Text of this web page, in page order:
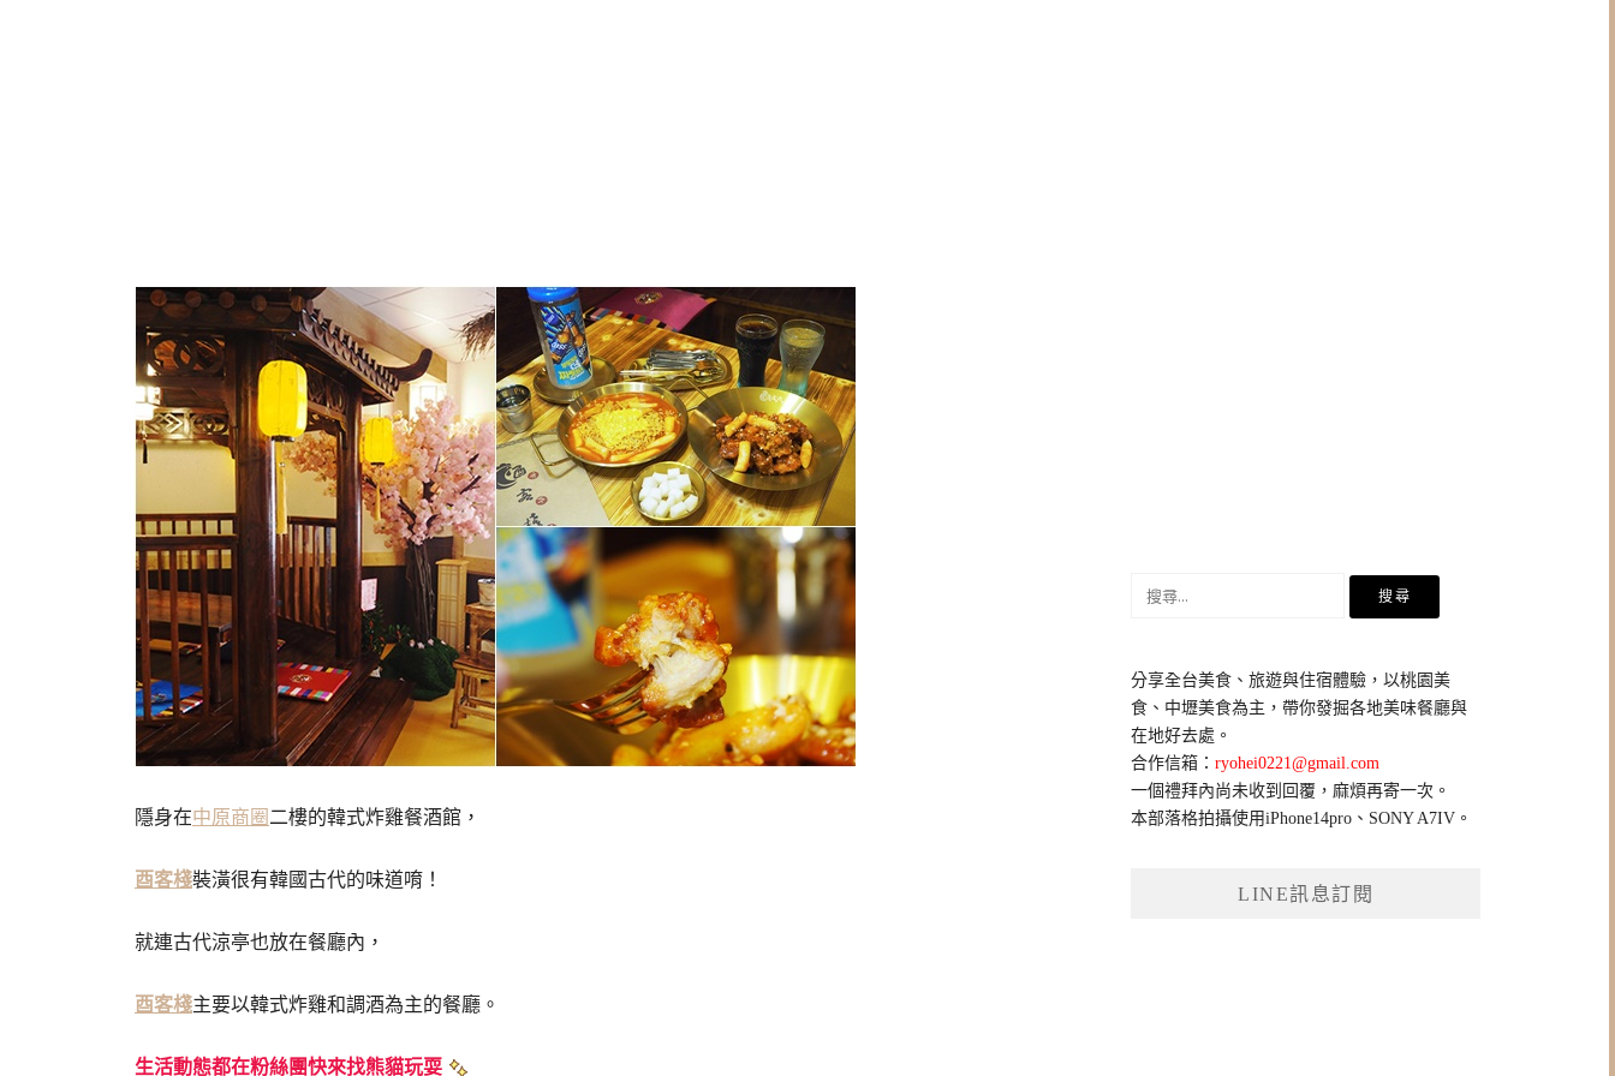
隱身在中原商圈 二樓的韓式炸雞餐酒館，
酉客棧裝潢很有韓國古代的味道唷！
就連古代涼亭也放在餐廳內，
酉客棧主要以韓式炸雞和調酒為主的餐廳。
生活動態都在粉絲團快來找熊貓玩耍
鍵
字:
分享全台美食、旅遊與住宿體驗，以桃園美
食、中壢美食為主，帶你發掘各地美味餐廳與
在地好去處。
合作信箱：ryohei0221@gmail.com
一個禮拜內尚未收到回覆，麻煩再寄一次。
本部落格拍攝使用iPhone14pro、SONY A7IV。
LINE訊息訂閱